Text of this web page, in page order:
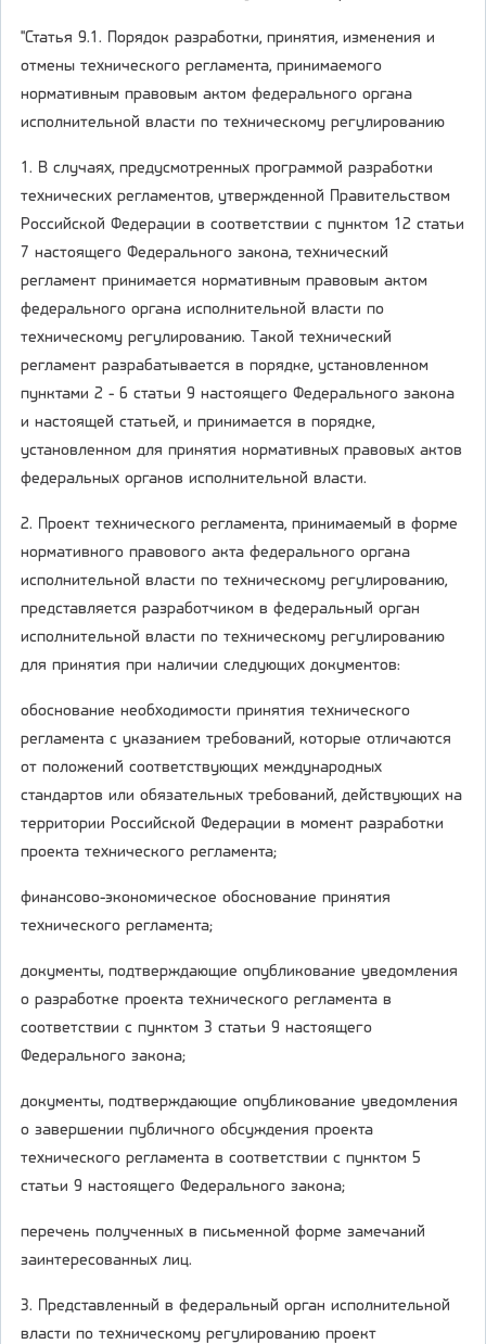
"Статья 9.1. Порядок разработки, принятия, изменения и
отмены технического регламента, принимаемого
нормативным правовым актом федерального органа
исполнительной власти по техническому регулированию
1. В случаях, предусмотренных программой разработки
технических регламентов, утвержденной Правительством
Российской Федерации в соответствии с пунктом 12 статьи
7 настоящего Федерального закона, технический
регламент принимается нормативным правовым актом
федерального органа исполнительной власти по
техническому регулированию. Такой технический
регламент разрабатывается в порядке, установленном
пунктами 2 - 6 статьи 9 настоящего Федерального закона
и настоящей статьей, и принимается в порядке,
установленном для принятия нормативных правовых актов
федеральных органов исполнительной власти.
2. Проект технического регламента, принимаемый в форме
нормативного правового акта федерального органа
исполнительной власти по техническому регулированию,
представляется разработчиком в федеральный орган
исполнительной власти по техническому регулированию
для принятия при наличии следующих документов:
обоснование необходимости принятия технического
регламента с указанием требований, которые отличаются
от положений соответствующих международных
стандартов или обязательных требований, действующих на
территории Российской Федерации в момент разработки
проекта технического регламента;
финансово-экономическое обоснование принятия
технического регламента;
документы, подтверждающие опубликование уведомления
о разработке проекта технического регламента в
соответствии с пунктом 3 статьи 9 настоящего
Федерального закона;
документы, подтверждающие опубликование уведомления
о завершении публичного обсуждения проекта
технического регламента в соответствии с пунктом 5
статьи 9 настоящего Федерального закона;
перечень полученных в письменной форме замечаний
заинтересованных лиц.
3. Представленный в федеральный орган исполнительной
власти по техническому регулированию проект